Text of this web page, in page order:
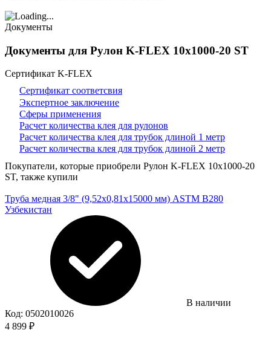
Документы
Документы для Рулон K-FLEX 10x1000-20 ST
Сертификат K-FLEX
Сертификат соответсвия
Экспертное заключение
Сферы применения
Расчет количества клея для рулонов
Расчет количества клея для трубок длиной 1 метр
Расчет количества клея для трубок длиной 2 метр
Покупатели, которые приобрели Рулон K-FLEX 10x1000-20
ST, также купили
Труба медная 3/8" (9,52х0,81х15000 мм) ASTM B280
Узбекистан
В наличии
Код: 0502010026
4 899 ₽